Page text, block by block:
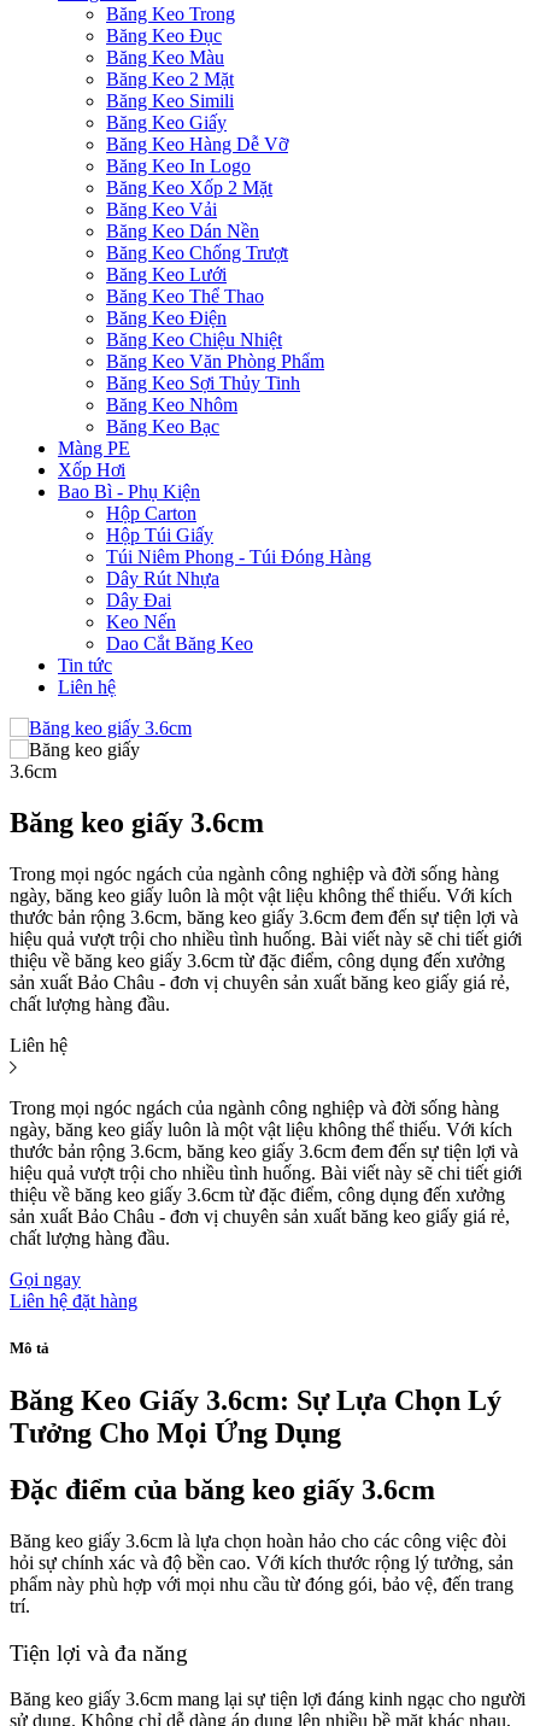
Băng Keo Trong
Băng Keo Đục
Băng Keo Màu
Băng Keo 2 Mặt
Băng Keo Simili
Băng Keo Giấy
Băng Keo Hàng Dễ Vỡ
Băng Keo In Logo
Băng Keo Xốp 2 Mặt
Băng Keo Vải
Băng Keo Dán Nền
Băng Keo Chống Trượt
Băng Keo Lưới
Băng Keo Thể Thao
Băng Keo Điện
Băng Keo Chiệu Nhiệt
Băng Keo Văn Phòng Phẩm
Băng Keo Sợi Thủy Tinh
Băng Keo Nhôm
Băng Keo Bạc
Màng PE
Xốp Hơi
Bao Bì - Phụ Kiện
Hộp Carton
Hộp Túi Giấy
Túi Niêm Phong - Túi Đóng Hàng
Dây Rút Nhựa
Dây Đai
Keo Nến
Dao Cắt Băng Keo
Tin tức
Liên hệ
Băng keo giấy 3.6cm
Trong mọi ngóc ngách của ngành công nghiệp và đời sống hàng
ngày, băng keo giấy luôn là một vật liệu không thể thiếu. Với kích
thước bản rộng 3.6cm, băng keo giấy 3.6cm đem đến sự tiện lợi và
hiệu quả vượt trội cho nhiều tình huống. Bài viết này sẽ chi tiết giới
thiệu về băng keo giấy 3.6cm từ đặc điểm, công dụng đến xưởng
sản xuất Bảo Châu - đơn vị chuyên sản xuất băng keo giấy giá rẻ,
chất lượng hàng đầu.
Liên hệ
Trong mọi ngóc ngách của ngành công nghiệp và đời sống hàng
ngày, băng keo giấy luôn là một vật liệu không thể thiếu. Với kích
thước bản rộng 3.6cm, băng keo giấy 3.6cm đem đến sự tiện lợi và
hiệu quả vượt trội cho nhiều tình huống. Bài viết này sẽ chi tiết giới
thiệu về băng keo giấy 3.6cm từ đặc điểm, công dụng đến xưởng
sản xuất Bảo Châu - đơn vị chuyên sản xuất băng keo giấy giá rẻ,
chất lượng hàng đầu.
Gọi ngay
Liên hệ đặt hàng
Mô tả
Băng Keo Giấy 3.6cm: Sự Lựa Chọn Lý
Tưởng Cho Mọi Ứng Dụng
Đặc điểm của băng keo giấy 3.6cm
Băng keo giấy 3.6cm là lựa chọn hoàn hảo cho các công việc đòi
hỏi sự chính xác và độ bền cao. Với kích thước rộng lý tưởng, sản
phẩm này phù hợp với mọi nhu cầu từ đóng gói, bảo vệ, đến trang
trí.
Tiện lợi và đa năng
Băng keo giấy 3.6cm mang lại sự tiện lợi đáng kinh ngạc cho người
sử dụng. Không chỉ dễ dàng áp dụng lên nhiều bề mặt khác nhau,